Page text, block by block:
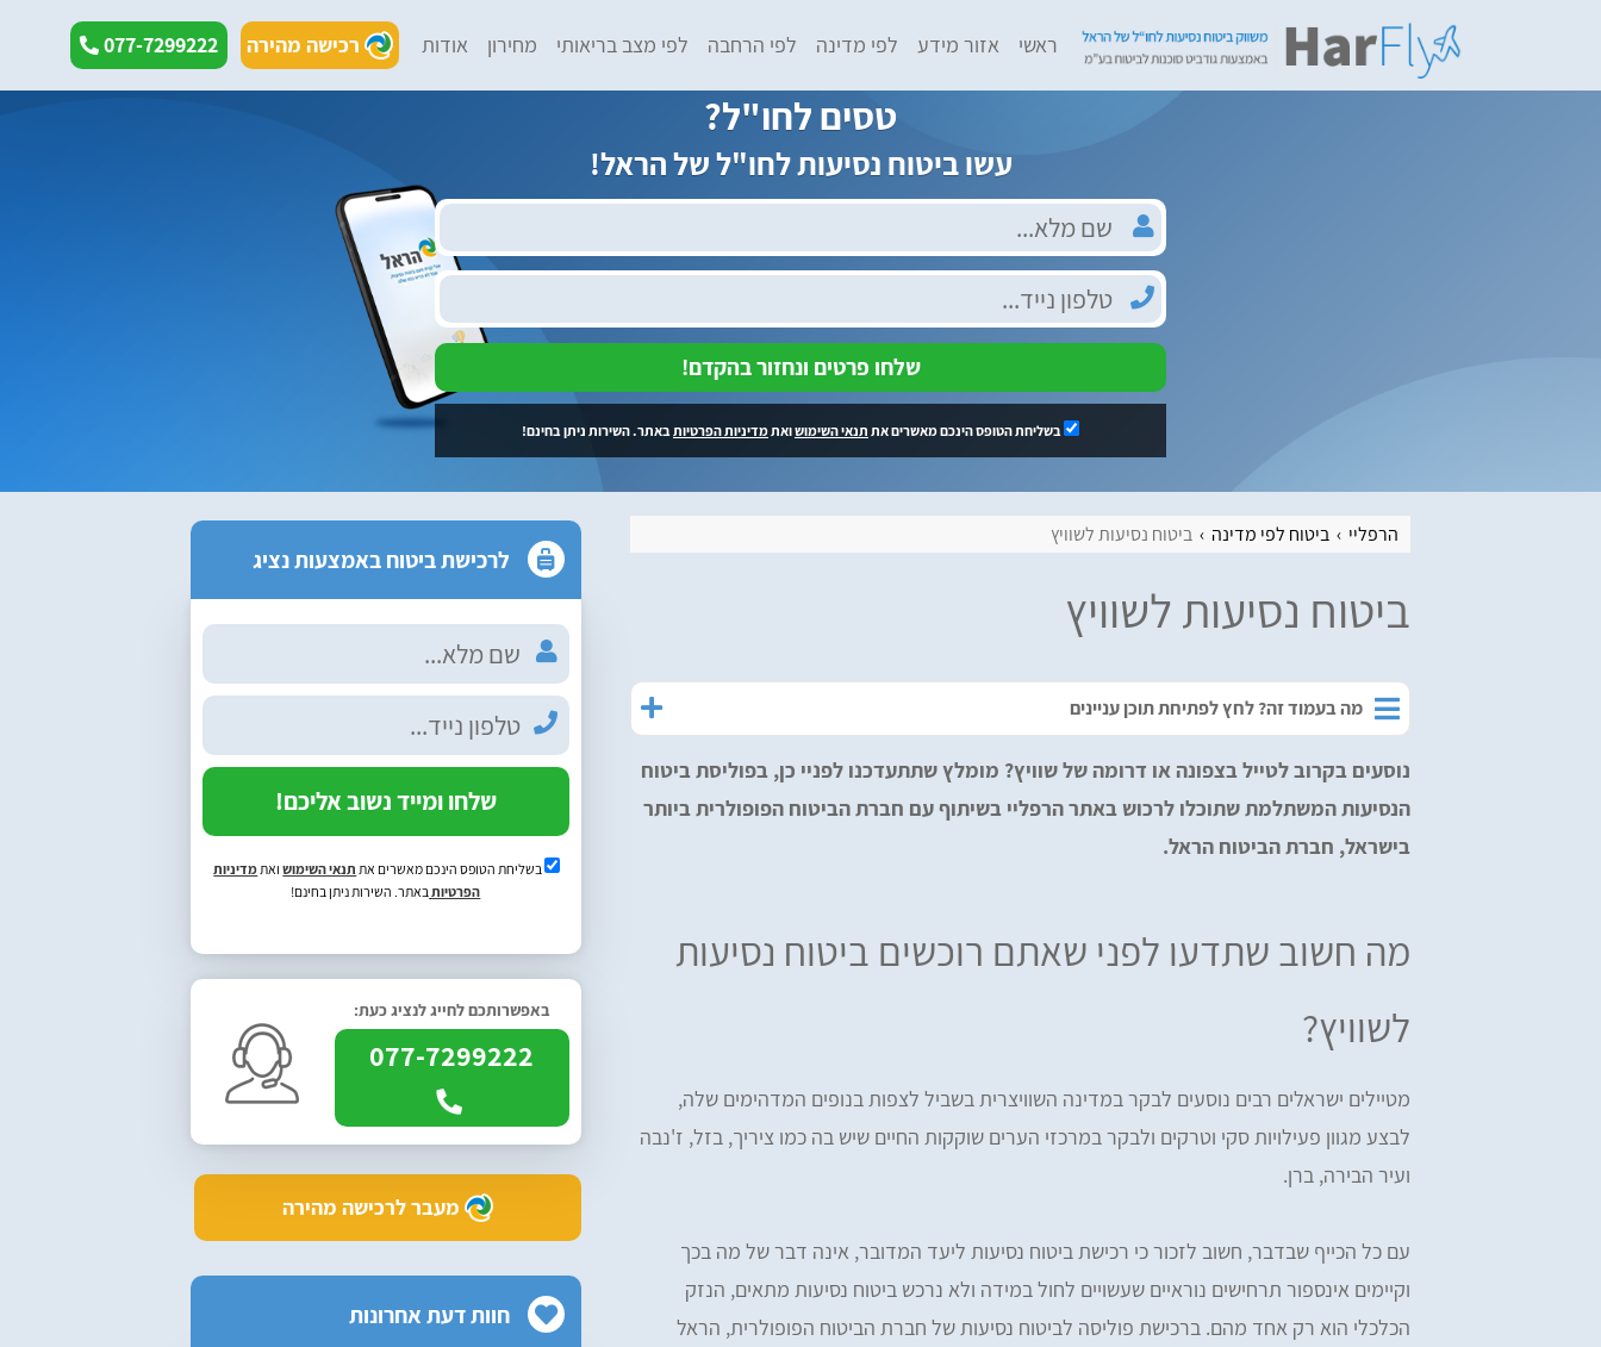
ראשי אזור מידע לפי מדינה לפי הרחבה לפי מצב בריאותי מחירון אודות רכישה מהירה 077-7299222
טסים לחו"ל?
עשו ביטוח נסיעות לחו"ל של הראל!
שלחו פרטים ונחזור בהקדם!
בשליחת הטופס הינכם מאשרים את תנאי השימושואת מדיניות הפרטיות באתר. השירות ניתן בחינם!
הרפליי ביטוח לפי מדינה ביטוח נסיעות לשוויץ
ביטוח נסיעות לשוויץ
מה בעמוד זה? לחץ לפתיחת תוכן עניינים
נוסעים בקרוב לטייל בצפונה או דרומה של שוויץ? מומלץ שתתעדכנו לפניי כן, בפוליסת ביטוח
הנסיעות המשתלמת שתוכלו לרכוש באתר הרפליי בשיתוף עם חברת הביטוח הפופולרית ביותר
בישראל, חברת הביטוח הראל.
מה חשוב שתדעו לפני שאתם רוכשים ביטוח נסיעות
לשוויץ?
מטיילים ישראלים רבים נוסעים לבקר במדינה השוויצרית בשביל לצפות בנופים המדהימים שלה,
לבצע מגוון פעילויות סקי וטרקים ולבקר במרכזי הערים שוקקות החיים שיש בה כמו ציריך, בזל, ז'נבה
ועיר הבירה, ברן.
עם כל הכייף שבדבר, חשוב לזכור כי רכישת ביטוח נסיעות ליעד המדובר, אינה דבר של מה בכך
וקיימים אינספור תרחישים נוראיים שעשויים לחול במידה ולא נרכש ביטוח נסיעות מתאים, הנזק
הכלכלי הוא רק אחד מהם. ברכישת פוליסה לביטוח נסיעות של חברת הביטוח הפופולרית, הראל
לרכישת ביטוח באמצעות נציג
שלחו ומייד נשוב אליכם!
בשליחת הטופס הינכם מאשרים את תנאי השימושואת מדיניות
הפרטיות באתר. השירות ניתן בחינם!
באפשרותכם לחייג לנציג כעת:
077-7299222
מעבר לרכישה מהירה
חוות דעת אחרונות